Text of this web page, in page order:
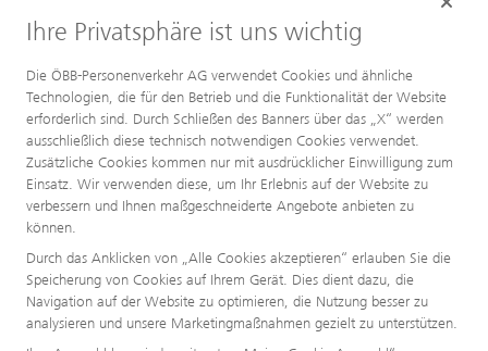
Ihre Privatsphäre ist uns wichtig
Die ÖBB-Personenverkehr AG verwendet Cookies und ähnliche
Technologien, die für den Betrieb und die Funktionalität der Website
erforderlich sind. Durch Schließen des Banners über das „X“ werden
ausschließlich diese technisch notwendigen Cookies verwendet.
Zusätzliche Cookies kommen nur mit ausdrücklicher Einwilligung zum
Einsatz. Wir verwenden diese, um Ihr Erlebnis auf der Website zu
verbessern und Ihnen maßgeschneiderte Angebote anbieten zu
können.
Durch das Anklicken von „Alle Cookies akzeptieren“ erlauben Sie die
Speicherung von Cookies auf Ihrem Gerät. Dies dient dazu, die
Navigation auf der Website zu optimieren, die Nutzung besser zu
analysieren und unsere Marketingmaßnahmen gezielt zu unterstützen.